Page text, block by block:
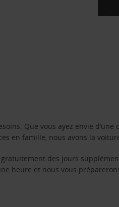
Que vous ayez envie
en famille, nous avons la
des jours
heure et nous vous